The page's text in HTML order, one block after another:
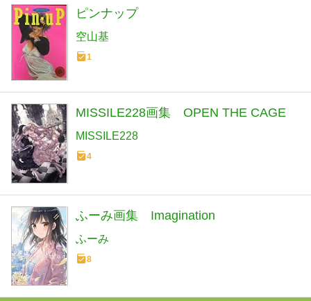
ピンナップ
空山基
1
MISSILE228画集 OPEN THE CAGE
MISSILE228
4
ふーみ画集 Imagination
ふーみ
8